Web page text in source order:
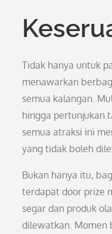
Tidak hanya untuk
menawarkan
semua kalangan.
hingga pertunjukan
semua atraksi ini
yang tidak boleh
Bukan hanya itu,
terdapat door prize
segar dan produk
dilewatkan. Momen